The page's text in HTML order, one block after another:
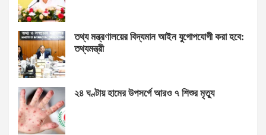
তথ্য মন্ত্রণালয়ের বিদ্যমান আইন যুগোপযোগী করা হবে:
তথ্যমন্ত্রী
২৪ ঘণ্টায় হামের উপসর্গে আরও ৭ শিশুর মৃত্যু